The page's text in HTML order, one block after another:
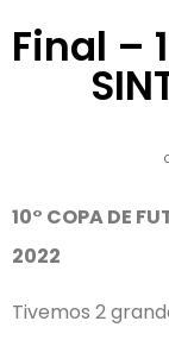
Final –
10° COPA DE
2022
Tivemos 2